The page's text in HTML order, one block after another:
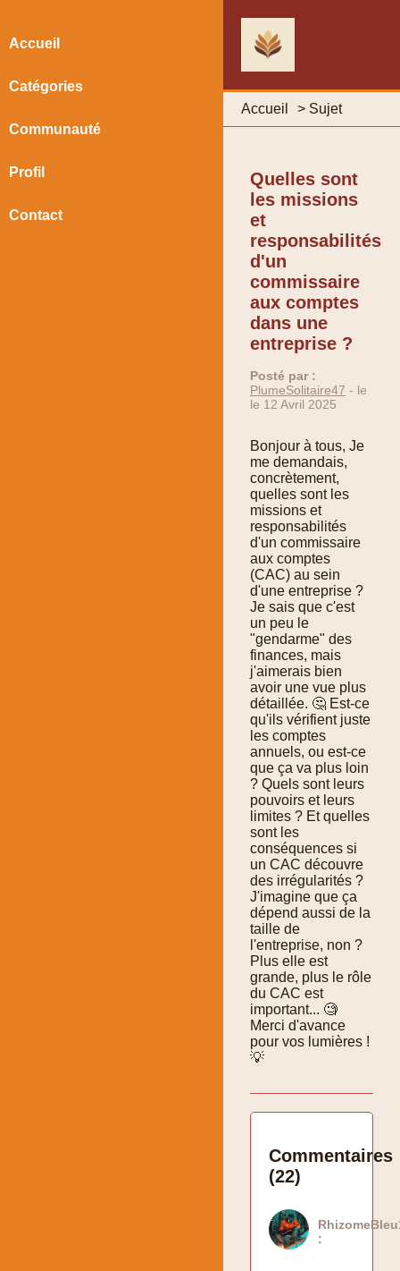
Accueil > Sujet
Accueil
Catégories
Communauté
Profil
Contact
Quelles sont
les missions
et
responsabilités
d'un
commissaire
aux comptes
dans une
entreprise ?
Posté par :
PlumeSolitaire47 - le
le 12 Avril 2025
Bonjour à tous, Je
me demandais,
concrètement,
quelles sont les
missions et
responsabilités
d'un commissaire
aux comptes
(CAC) au sein
d'une entreprise ?
Je sais que c'est
un peu le
"gendarme" des
finances, mais
j'aimerais bien
avoir une vue plus
détaillée. 🤔 Est-ce
qu'ils vérifient juste
les comptes
annuels, ou est-ce
que ça va plus loin
? Quels sont leurs
pouvoirs et leurs
limites ? Et quelles
sont les
conséquences si
un CAC découvre
des irrégularités ?
J'imagine que ça
dépend aussi de la
taille de
l'entreprise, non ?
Plus elle est
grande, plus le rôle
du CAC est
important... 🧐
Merci d'avance
pour vos lumières !
💡
Commentaires
(22)
: